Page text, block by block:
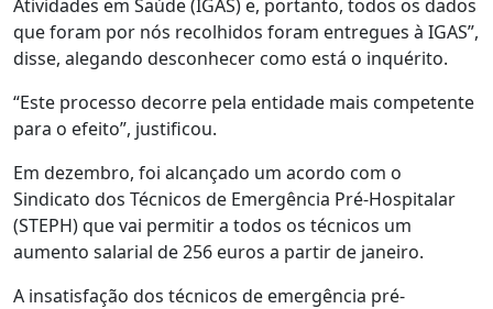
Atividades em Saúde (IGAS) e, portanto, todos os dados
que foram por nós recolhidos foram entregues à IGAS”,
disse, alegando desconhecer como está o inquérito.
“Este processo decorre pela entidade mais competente
para o efeito”, justificou.
Em dezembro, foi alcançado um acordo com o
Sindicato dos Técnicos de Emergência Pré-Hospitalar
(STEPH) que vai permitir a todos os técnicos um
aumento salarial de 256 euros a partir de janeiro.
A insatisfação dos técnicos de emergência pré-